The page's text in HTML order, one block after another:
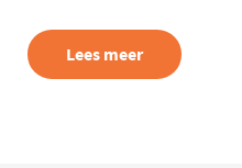
Lees meer